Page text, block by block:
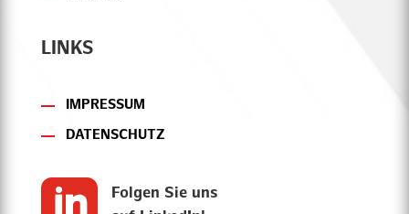
LINKS
IMPRESSUM
DATENSCHUTZ
Folgen Sie uns